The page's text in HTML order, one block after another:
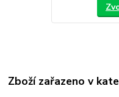
Zboží zařazeno v